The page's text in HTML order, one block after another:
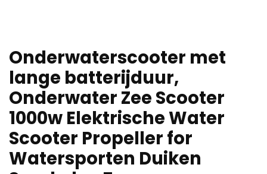
Onderwaterscooter met
lange batterijduur,
Onderwater Zee Scooter
1000w Elektrische Water
Scooter Propeller for
Watersporten Duiken